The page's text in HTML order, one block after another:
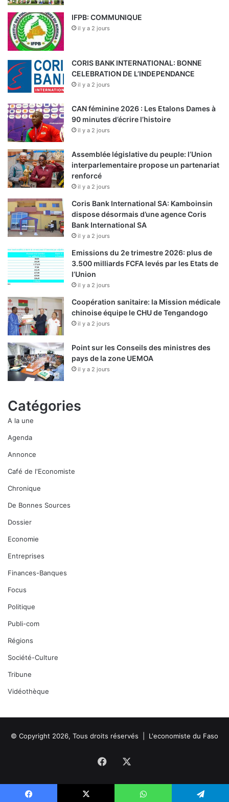
IFPB: COMMUNIQUE
il y a 2 jours
CORIS BANK INTERNATIONAL: BONNE
CELEBRATION DE L’INDEPENDANCE
il y a 2 jours
CAN féminine 2026 : Les Etalons Dames à
90 minutes d’écrire l’histoire
il y a 2 jours
Assemblée législative du peuple: l’Union
interparlementaire propose un partenariat
renforcé
il y a 2 jours
Coris Bank International SA: Kamboinsin
dispose désormais d’une agence Coris
Bank International SA
il y a 2 jours
Emissions du 2e trimestre 2026: plus de
3.500 milliards FCFA levés par les Etats de
l’Union
il y a 2 jours
Coopération sanitaire: la Mission médicale
chinoise équipe le CHU de Tengandogo
il y a 2 jours
Point sur les Conseils des ministres des
pays de la zone UEMOA
il y a 2 jours
Catégories
A la une
Agenda
Annonce
Café de l'Economiste
Chronique
De Bonnes Sources
Dossier
Economie
Entreprises
Finances-Banques
Focus
Politique
Publi-com
Régions
Société-Culture
Tribune
Vidéothèque
© Copyright 2026, Tous droits réservés | L'economiste du Faso
Facebook